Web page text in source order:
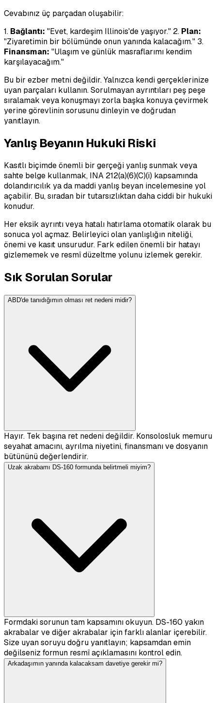
Cevabınız üç parçadan oluşabilir:
1. Bağlantı: "Evet, kardeşim Illinois'de yaşıyor." 2. Plan:
"Ziyaretimin bir bölümünde onun yanında kalacağım." 3.
Finansman: "Ulaşım ve günlük masraflarımı kendim
karşılayacağım."
Bu bir ezber metni değildir. Yalnızca kendi gerçeklerinize
uyan parçaları kullanın. Sorulmayan ayrıntıları peş peşe
sıralamak veya konuşmayı zorla başka konuya çevirmek
yerine görevlinin sorusunu dinleyin ve doğrudan
yanıtlayın.
Yanlış Beyanın Hukuki Riski
Kasıtlı biçimde önemli bir gerçeği yanlış sunmak veya
sahte belge kullanmak, INA 212(a)(6)(C)(i) kapsamında
dolandırıcılık ya da maddi yanlış beyan incelemesine yol
açabilir. Bu, sıradan bir tutarsızlıktan daha ciddi bir hukuki
konudur.
Her eksik ayrıntı veya hatalı hatırlama otomatik olarak bu
sonuca yol açmaz. Belirleyici olan yanlışlığın niteliği,
önemi ve kasıt unsurudur. Fark edilen önemli bir hatayı
gizlememek ve resmî düzeltme yolunu izlemek gerekir.
Sık Sorulan Sorular
ABD'de tanıdığımın olması ret nedeni midir?
Hayır. Tek başına ret nedeni değildir. Konsolosluk memuru
seyahat amacını, ayrılma niyetini, finansmanı ve dosyanın
bütününü değerlendirir.
Uzak akrabamı DS-160 formunda belirtmeli miyim?
Formdaki sorunun tam kapsamını okuyun. DS-160 yakın
akrabalar ve diğer akrabalar için farklı alanlar içerebilir.
Size uyan soruyu doğru yanıtlayın; kapsamdan emin
değilseniz formun resmî açıklamasını kontrol edin.
Arkadaşımın yanında kalacaksam davetiye gerekir mi?